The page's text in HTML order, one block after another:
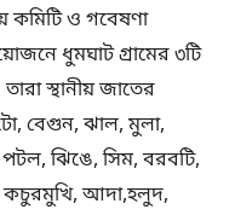
কমিটি ও গবেষণা
ধুমঘাট গ্রামের ৩টি
স্থানীয় জাতের
বেগুন, ঝাল, মুলা,
পটল, ঝিঙে, সিম, বরবটি,
কচুরমুখি, আদা,হলুদ,